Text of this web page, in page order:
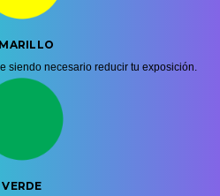
siendo necesario reducir tu exposición.
VERDE